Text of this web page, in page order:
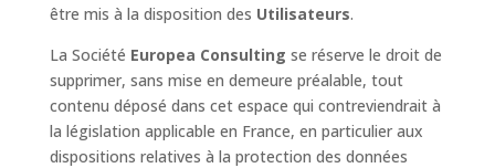
être mis à la disposition des Utilisateurs.
La Société Europea Consulting se réserve le droit de
supprimer, sans mise en demeure préalable, tout
contenu déposé dans cet espace qui contreviendrait à
la législation applicable en France, en particulier aux
dispositions relatives à la protection des données